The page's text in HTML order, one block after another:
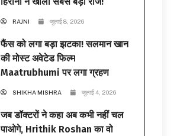
RAJNI जुलाई 8, 2026
फैंस को लगा बड़ा झटका! सलमान खान
की मोस्ट अवेटेड फिल्म
Maatrubhumi पर लगा ग्रहण
SHIKHA MISHRA जुलाई 4, 2026
जब डॉक्टरों ने कहा अब कभी नहीं चल
पाओगे, Hrithik Roshan का वो